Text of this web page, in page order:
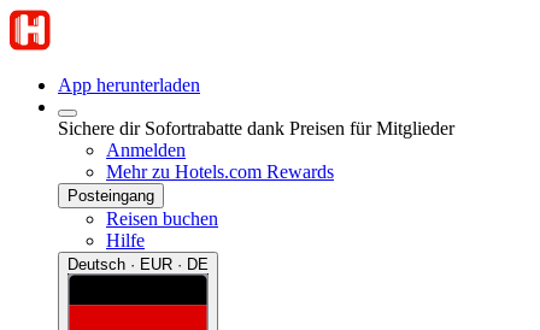
App herunterladen
Sichere dir Sofortrabatte dank Preisen für Mitglieder
Anmelden
Mehr zu Hotels.com Rewards
Posteingang
Reisen buchen
Hilfe
Deutsch · EUR · DE